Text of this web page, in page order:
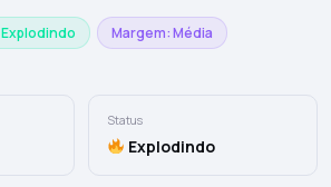
Explodindo Margem: Média
Status
Explodindo